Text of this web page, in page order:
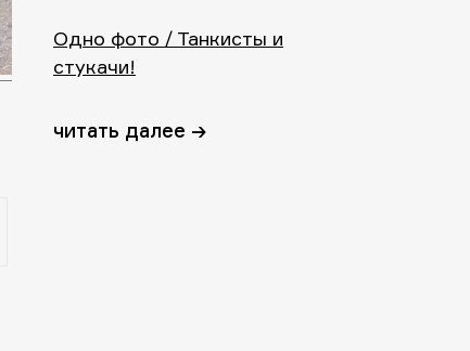
Одно фото / Танкисты и
стукачи!
читать далее →